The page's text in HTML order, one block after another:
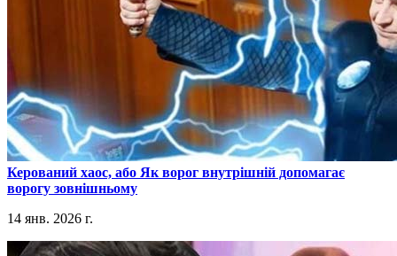
​Керований хаос, або Як ворог внутрішній допомагає
ворогу зовнішньому
14 янв. 2026 г.